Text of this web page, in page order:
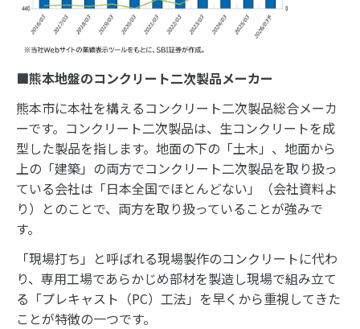
■熊本地盤のコンクリート二次製品メーカー
熊本市に本社を構えるコンクリート二次製品総合メーカ
ーです。コンクリート二次製品は、生コンクリートを成
型した製品を指します。地面の下の「土木」、地面から
上の「建築」の両方でコンクリート二次製品を取り扱っ
ている会社は「日本全国でほとんどない」（会社資料よ
り）とのことで、両方を取り扱っていることが強みで
す。
「現場打ち」と呼ばれる現場製作のコンクリートに代わ
り、専用工場であらかじめ部材を製造し現場で組み立て
る「プレキャスト（PC）工法」を早くから重視してきた
ことが特徴の一つです。